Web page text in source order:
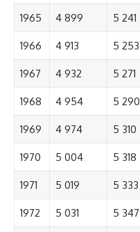
1965 4 899 5 241
1966 4 913 5 253
1967 4 932 5 271
1968 4 954 5 290
1969 4 974 5 310
1970 5 004 5 318
1971 5 019 5 333
1972 5 031 5 347